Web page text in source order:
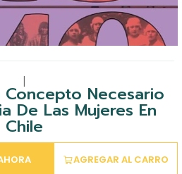
Concepto Necesario
De Las Mujeres En
Chile
AGREGAR AL CARRO